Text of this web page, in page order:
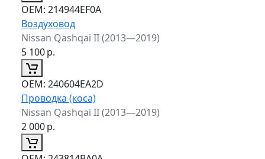
ОЕМ: 214944EF0A
Воздуховод
Nissan Qashqai II (2013—2019)
5 100р.
ОЕМ: 240604EA2D
Проводка (коса)
Nissan Qashqai II (2013—2019)
2 000р.